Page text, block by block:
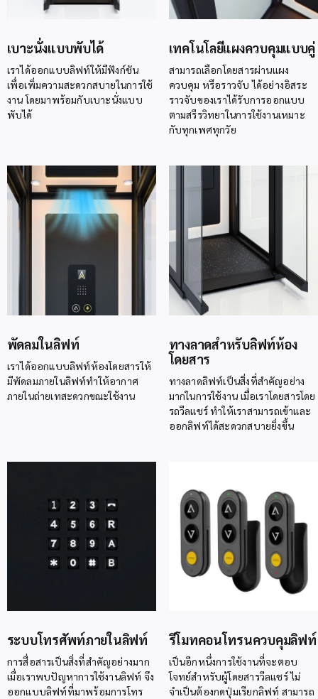
เบาะนั่งแบบพับได้
เราได้ออกแบบลิฟท์ให้มีฟังก์ชัน
เพื่อเพิ่มความสะดวกสบายในการใช้
งาน โดยมาพร้อมกับเบาะนั่งแบบ
พับได้
เทคโนโลยีแผงควบคุมแบบคู่
สามารถเลือกโดยสารผ่านแผง
ควบคุม หรือราวจับ ได้อย่างอิสระ
ราวจับของเราได้รับการออกแบบ
ตามสรีรวิทยาในการใช้งานเหมาะ
กับทุกเพศทุกวัย
พัดลมในลิฟท์
เราได้ออกแบบลิฟท์ห้องโดยสารให้
มีพัดลมภายในลิฟท์ทำให้อากาศ
ภายในถ่ายเทสะดวกขณะใช้งาน
ทางลาดสำหรับลิฟท์ห้อง
โดยสาร
ทางลาดลิฟท์เป็นสิ่งที่สำคัญอย่าง
มากในการใช้งาน เมื่อเราโดยสารโดย
รถวีลแชร์ ทำให้เราสามารถเข้าและ
ออกลิฟท์ได้สะดวกสบายยิ่งขึ้น
ระบบโทรศัพท์ภายในลิฟท์
การสื่อสารเป็นสิ่งที่สำคัญอย่างมาก
เมื่อเราพบปัญหาการใช้งานลิฟท์ จึง
ออกแบบลิฟท์ที่มาพร้อมการโทร
รีโมทคอนโทรนควบคุมลิฟท์
เป็นอีกหนึ่งการใช้งานที่จะตอบ
โจทย์สำหรับผู้โดยสารวีลแชร์ ไม่
จำเป็นต้องกดปุ่มเรียกลิฟท์ สามารถ